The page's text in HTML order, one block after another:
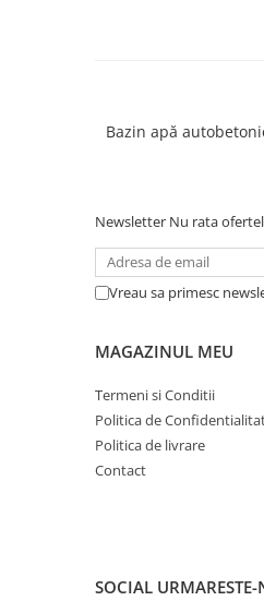
Bazin apă
Newsletter Nu rata
Vreau sa primesc
MAGAZINUL MEU
Termeni si Conditii
Politica de
Politica de livrare
Contact
SOCIAL